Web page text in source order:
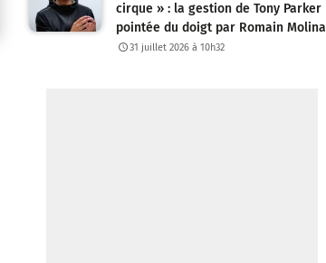
cirque » : la gestion de Tony Parker
pointée du doigt par Romain Molina
31 juillet 2026 à 10h32